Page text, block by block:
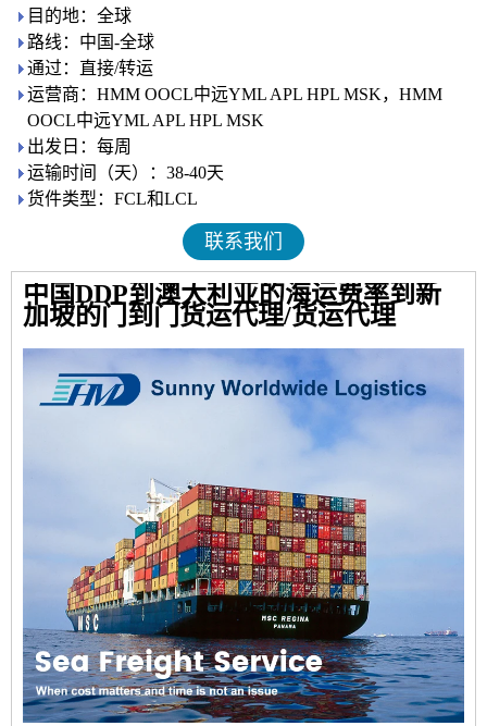
目的地：全球
路线：中国-全球
通过：直接/转运
运营商：HMM OOCL中远YML APL HPL MSK，HMM
OOCL中远YML APL HPL MSK
出发日：每周
运输时间（天）：38-40天
货件类型：FCL和LCL
联系我们
中国DDP到澳大利亚的海运费率到新
加坡的门到门货运代理/货运代理